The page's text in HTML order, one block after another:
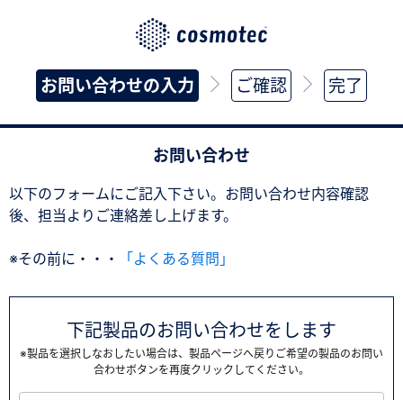
お問い合わせの入力 ご確認 完了
お問い合わせ
以下のフォームにご記入下さい。お問い合わせ内容確認
後、担当よりご連絡差し上げます。
※その前に・・・ 「よくある質問」
下記製品のお問い合わせをします
※製品を選択しなおしたい場合は、製品ページへ戻りご希望の製品のお問い
合わせボタンを再度クリックしてください。